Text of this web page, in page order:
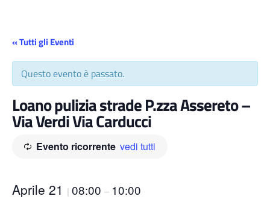
« Tutti gli Eventi
Questo evento è passato.
Loano pulizia strade P.zza Assereto –
Via Verdi Via Carducci
Evento ricorrente vedi tutti
Aprile 21 | 08:00 – 10:00